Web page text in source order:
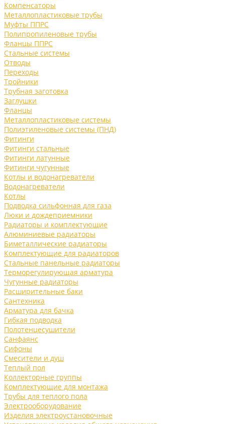
Компенсаторы
Металлопластиковые трубы
Муфты ППРС
Полипропиленовые трубы
Фланцы ППРС
Стальные системы
Отводы
Переходы
Тройники
Трубная заготовка
Заглушки
Фланцы
Металлопластиковые системы
Полиэтиленовые системы (ПНД)
Фитинги
Фитинги стальные
Фитинги латунные
Фитинги чугунные
Котлы и водонагреватели
Водонагреватели
Котлы
Подводка сильфонная для газа
Люки и дождеприемники
Радиаторы и комплектующие
Алюминиевые радиаторы
Биметаллические радиаторы
Комплектующие для радиаторов
Стальные панельные радиаторы
Терморегулирующая арматура
Чугунные радиаторы
Расширительные баки
Сантехника
Арматура для бачка
Гибкая подводка
Полотенцесушители
Санфаянс
Сифоны
Смесители и душ
Теплый пол
Коллекторные группы
Комплектующие для монтажа
Трубы для теплого пола
Электрооборудование
Изделия электроустановочные